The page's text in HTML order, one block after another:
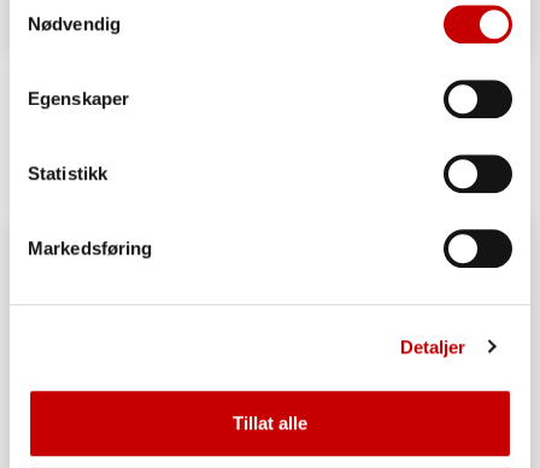
Nødvendig
Egenskaper
Statistikk
Markedsføring
Detaljer
Tillat alle